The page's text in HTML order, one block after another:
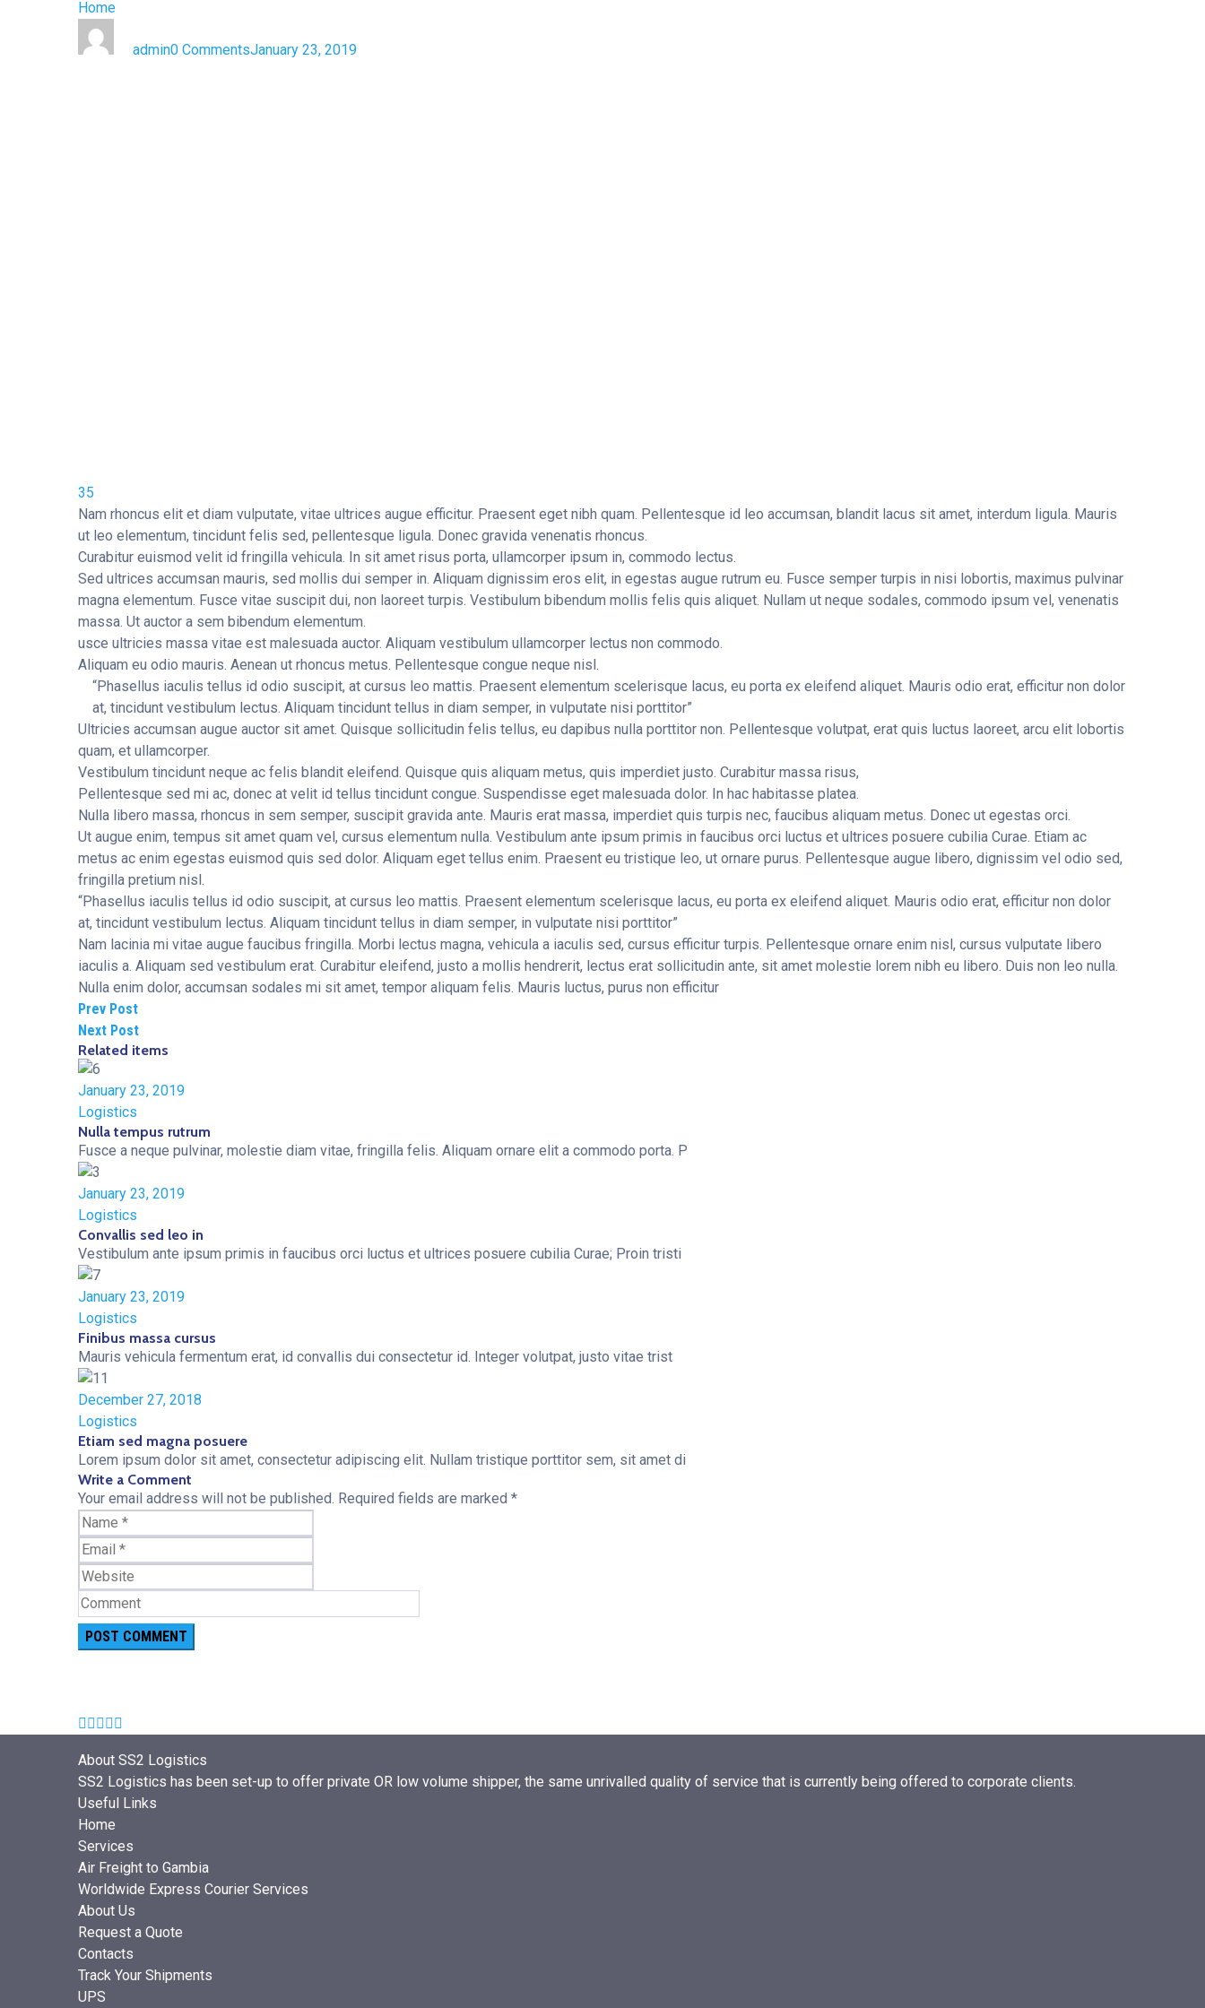
Home
admin0 CommentsJanuary 23, 2019
35
Nam rhoncus elit et diam vulputate, vitae ultrices augue efficitur. Praesent eget nibh quam. Pellentesque id leo accumsan, blandit lacus sit amet, interdum ligula. Mauris
ut leo elementum, tincidunt felis sed, pellentesque ligula. Donec gravida venenatis rhoncus.
Curabitur euismod velit id fringilla vehicula. In sit amet risus porta, ullamcorper ipsum in, commodo lectus.
Sed ultrices accumsan mauris, sed mollis dui semper in. Aliquam dignissim eros elit, in egestas augue rutrum eu. Fusce semper turpis in nisi lobortis, maximus pulvinar
magna elementum. Fusce vitae suscipit dui, non laoreet turpis. Vestibulum bibendum mollis felis quis aliquet. Nullam ut neque sodales, commodo ipsum vel, venenatis
massa. Ut auctor a sem bibendum elementum.
usce ultricies massa vitae est malesuada auctor. Aliquam vestibulum ullamcorper lectus non commodo.
Aliquam eu odio mauris. Aenean ut rhoncus metus. Pellentesque congue neque nisl.
“Phasellus iaculis tellus id odio suscipit, at cursus leo mattis. Praesent elementum scelerisque lacus, eu porta ex eleifend aliquet. Mauris odio erat, efficitur non dolor
at, tincidunt vestibulum lectus. Aliquam tincidunt tellus in diam semper, in vulputate nisi porttitor”
Ultricies accumsan augue auctor sit amet. Quisque sollicitudin felis tellus, eu dapibus nulla porttitor non. Pellentesque volutpat, erat quis luctus laoreet, arcu elit lobortis
quam, et ullamcorper.
Vestibulum tincidunt neque ac felis blandit eleifend. Quisque quis aliquam metus, quis imperdiet justo. Curabitur massa risus,
Pellentesque sed mi ac, donec at velit id tellus tincidunt congue. Suspendisse eget malesuada dolor. In hac habitasse platea.
Nulla libero massa, rhoncus in sem semper, suscipit gravida ante. Mauris erat massa, imperdiet quis turpis nec, faucibus aliquam metus. Donec ut egestas orci.
Ut augue enim, tempus sit amet quam vel, cursus elementum nulla. Vestibulum ante ipsum primis in faucibus orci luctus et ultrices posuere cubilia Curae. Etiam ac
metus ac enim egestas euismod quis sed dolor. Aliquam eget tellus enim. Praesent eu tristique leo, ut ornare purus. Pellentesque augue libero, dignissim vel odio sed,
fringilla pretium nisl.
“Phasellus iaculis tellus id odio suscipit, at cursus leo mattis. Praesent elementum scelerisque lacus, eu porta ex eleifend aliquet. Mauris odio erat, efficitur non dolor
at, tincidunt vestibulum lectus. Aliquam tincidunt tellus in diam semper, in vulputate nisi porttitor”
Nam lacinia mi vitae augue faucibus fringilla. Morbi lectus magna, vehicula a iaculis sed, cursus efficitur turpis. Pellentesque ornare enim nisl, cursus vulputate libero
iaculis a. Aliquam sed vestibulum erat. Curabitur eleifend, justo a mollis hendrerit, lectus erat sollicitudin ante, sit amet molestie lorem nibh eu libero. Duis non leo nulla.
Nulla enim dolor, accumsan sodales mi sit amet, tempor aliquam felis. Mauris luctus, purus non efficitur
Prev Post
Next Post
Related items
January 23, 2019
Logistics
Nulla tempus rutrum
Fusce a neque pulvinar, molestie diam vitae, fringilla felis. Aliquam ornare elit a commodo porta. P
January 23, 2019
Logistics
Convallis sed leo in
Vestibulum ante ipsum primis in faucibus orci luctus et ultrices posuere cubilia Curae; Proin tristi
January 23, 2019
Logistics
Finibus massa cursus
Mauris vehicula fermentum erat, id convallis dui consectetur id. Integer volutpat, justo vitae trist
December 27, 2018
Logistics
Etiam sed magna posuere
Lorem ipsum dolor sit amet, consectetur adipiscing elit. Nullam tristique porttitor sem, sit amet di
Write a Comment
Your email address will not be published. Required fields are marked *
About SS2 Logistics
SS2 Logistics has been set-up to offer private OR low volume shipper, the same unrivalled quality of service that is currently being offered to corporate clients.
Useful Links
Home
Services
Air Freight to Gambia
Worldwide Express Courier Services
About Us
Request a Quote
Contacts
Track Your Shipments
UPS